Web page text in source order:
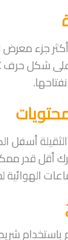
جزء معرض
أسفل
أقل قدر
الهوائية
باستخدام